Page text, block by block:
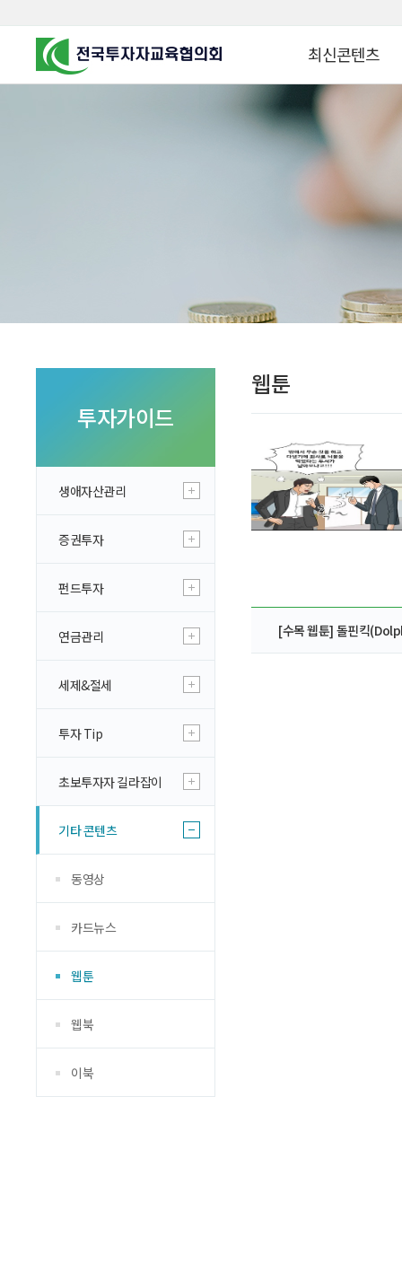
최신콘텐츠
찾아가는 군장병 금
찾아가는 연금ᆞ자
군장병 금융투자 아
자립준비청년을 위한
실전투자 Insight
투자가이드
생애자산관리
증권투자
펀드투자
연금관리
세제&절세
투자 Tip
초보투자자 길라잡이
기타 콘텐츠
동영상
카드뉴스
웹툰
웹북
이북
웹툰
[수목 웹툰] 돌핀킥